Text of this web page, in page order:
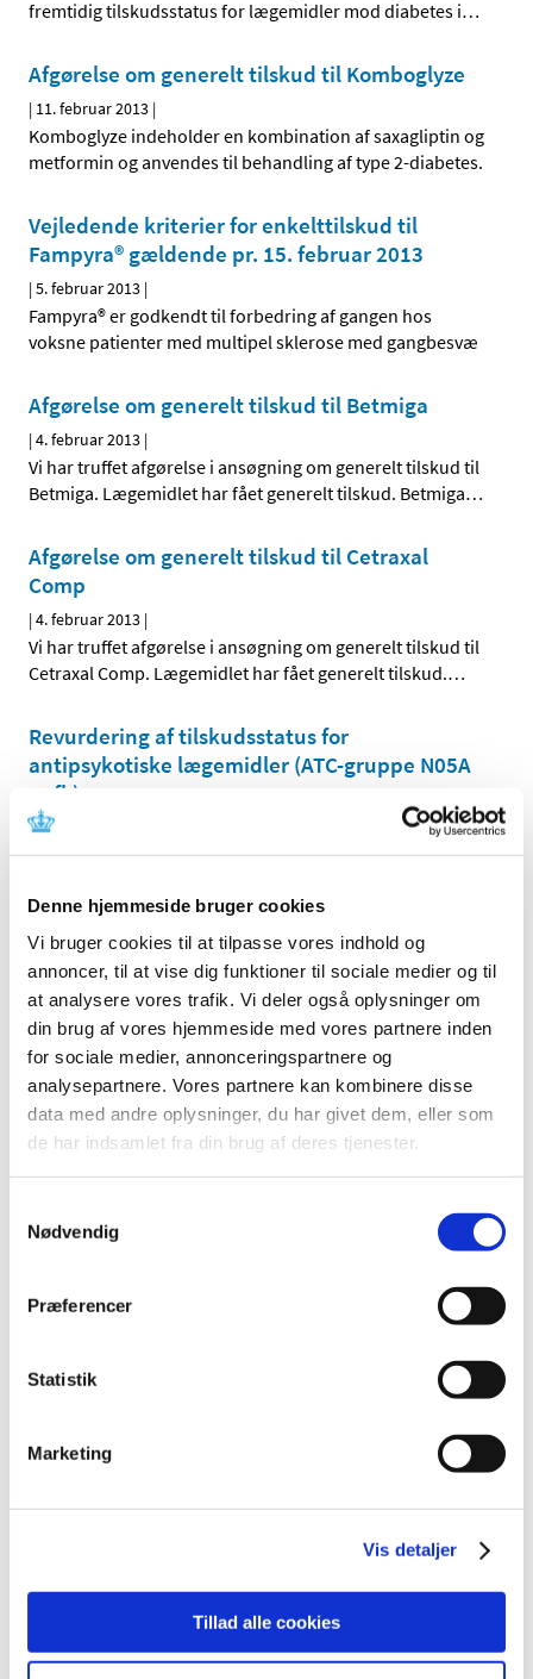
Denne hjemmeside bruger cookies
Vi bruger cookies til at tilpasse vores indhold og
annoncer, til at vise dig funktioner til sociale medier og til
at analysere vores trafik. Vi deler også oplysninger om
din brug af vores hjemmeside med vores partnere inden
for sociale medier, annonceringspartnere og
analysepartnere. Vores partnere kan kombinere disse
data med andre oplysninger, du har givet dem, eller som
de har indsamlet fra din brug af deres tjenester.
Nødvendig
Præferencer
Statistik
Marketing
Vis detaljer
Tillad alle cookies
fremtidig tilskudsstatus for lægemidler mod diabetes i…
Afgørelse om generelt tilskud til Komboglyze
| 11. februar 2013 |
Komboglyze indeholder en kombination af saxagliptin og
metformin og anvendes til behandling af type 2-diabetes.
Vejledende kriterier for enkelttilskud til
Fampyra® gældende pr. 15. februar 2013
|5. februar 2013 |
Fampyra® er godkendt til forbedring af gangen hos
voksne patienter med multipel sklerose med gangbesvæ
Afgørelse om generelt tilskud til Betmiga
|4. februar 2013 |
Vi har truffet afgørelse i ansøgning om generelt tilskud til
Betmiga. Lægemidlet har fået generelt tilskud. Betmiga…
Afgørelse om generelt tilskud til Cetraxal
Comp
|4. februar 2013 |
Vi har truffet afgørelse i ansøgning om generelt tilskud til
Cetraxal Comp. Lægemidlet har fået generelt tilskud.…
Revurdering af tilskudsstatus for
antipsykotiske lægemidler (ATC-gruppe N05A
m.fl.)
|29. januar 2013
Medicintilskudsnævnet vil i foråret 2013 påbegynde
Høring over Medicintilskuds­nævnets nye
forslag til indstilling til tilskudsstatus for
lægemidler mod diabetes
|8. januar 2013|
Medicintilskudsnævnet er i gang med at revurdere
tilskudsstatus for lægemidler mod diabetes…
Forrige
Alle (2506)
2026 (84)
2024 (224)
2022 (197)
2020 (263)
2016 (167)